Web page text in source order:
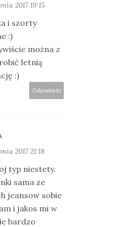
2017 19:15
i szorty
:)
można z
letnią
:)
Odpowiedz
2017 21:18
typ niestety.
sama ze
jeansow sobie
i jakos mi w
bardzo